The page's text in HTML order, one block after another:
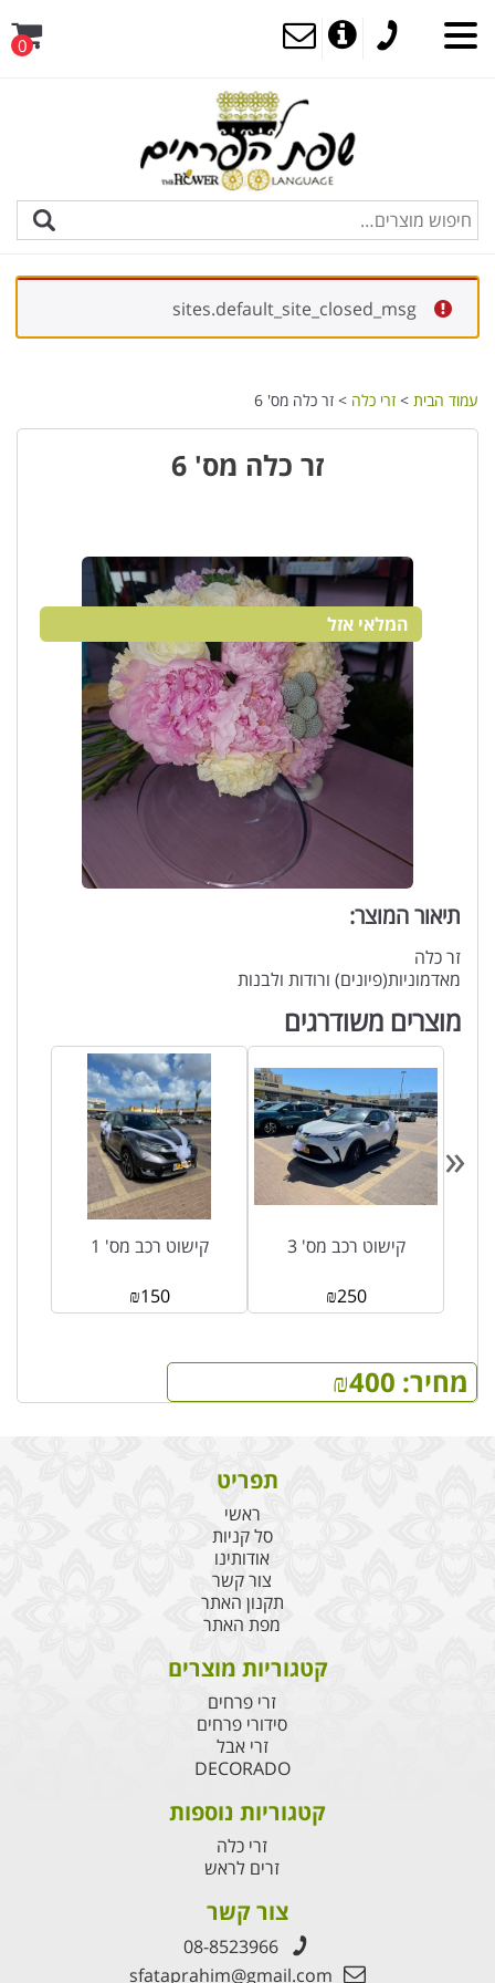
0
sites.default_site_closed_msg
עמוד הבית > זרי כלה > זר כלה מס' 6
זר כלה מס' 6
המלאי אזל
תיאור המוצר:
זר כלה
מאדמוניות(פיונים) ורודות ולבנות
מחיר: ₪400
מוצרים משודרגים
קישוט רכב מס' 1
₪150
קישוט רכב מס' 3
₪250
«
תפריט
ראשי
סל קניות
אודותינו
צור קשר
תקנון האתר
מפת האתר
קטגוריות מוצרים
זרי פרחים
סידורי פרחים
זרי אבל
DECORADO
קטגוריות נוספות
זרי כלה
זרים לראש
צור קשר
08-8523966
sfataprahim@gmail.com